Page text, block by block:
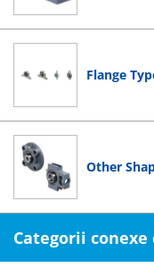
Flange
Other
Categorii